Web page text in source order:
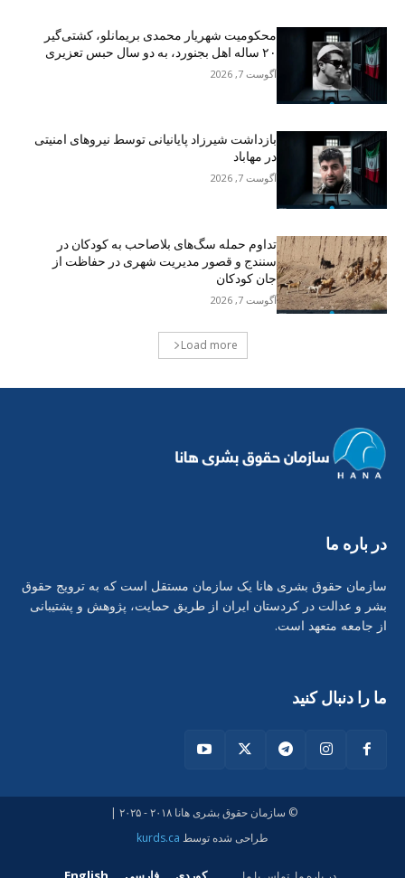
محکومیت شهریار محمدی بریمانلو، کشتی‌گیر
۲۰ ساله اهل بجنورد، به دو سال حبس تعزیری
آگوست 7, 2026
بازداشت شیرزاد پایانیانی توسط نیروهای امنیتی
در مهاباد
آگوست 7, 2026
تداوم حمله سگ‌های بلاصاحب به کودکان در
سنندج و قصور مدیریت شهری در حفاظت از
جان کودکان
آگوست 7, 2026
Load more
ما را دنبال کنید
در بارە ما
سازمان حقوق بشری هانا یک سازمان مستقل است که به ترویج حقوق
بشر و عدالت در کردستان ایران از طریق حمایت، پژوهش و پشتیبانی
از جامعه متعهد است.
© سازمان حقوق بشری هانا ۲۰۱۸ - ۲۰۲۵ |
طراحی شدە توسط kurds.ca